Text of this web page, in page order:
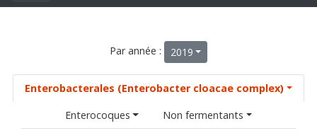
Par année : 2019
Enterobacterales (Enterobacter cloacae complex)
Enterocoques
Non fermentants